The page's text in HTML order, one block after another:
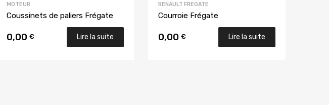
Ajouter au panier
MOTEUR
Coussinets de paliers Frégate
0,00 € Lire la suite
RENAULT FREGATE
Courroie Frégate
0,00 € Lire la suite